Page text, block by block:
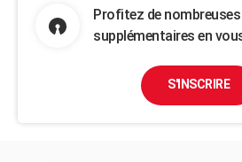
Profitez de
supplémentaires en
S'INSCRIRE